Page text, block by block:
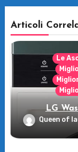
Articoli
Le
LG
rivoluzione
Queen of